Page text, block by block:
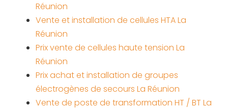
Réunion
Vente et installation de cellules HTA La
Réunion
Prix vente de cellules haute tension La
Réunion
Prix achat et installation de groupes
électrogènes de secours La Réunion
Vente de poste de transformation HT / BT La